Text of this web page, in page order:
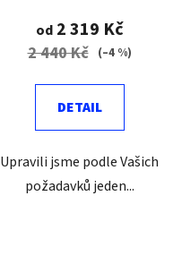
od2 319 Kč
2 440 Kč (–4 %)
DETAIL
Upravili jsme podle Vašich
požadavků jeden...